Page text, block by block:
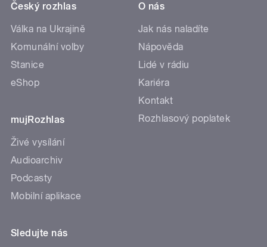
Český rozhlas
Válka na Ukrajině
Komunální volby
Stanice
eShop
mujRozhlas
Živé vysílání
Audioarchiv
Podcasty
Mobilní aplikace
O nás
Jak nás naladíte
Nápověda
Lidé v rádiu
Kariéra
Kontakt
Rozhlasový poplatek
Sledujte nás